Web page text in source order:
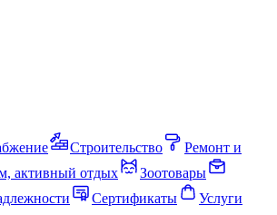
Строительство
Ремонт и
активный отдых
Зоотовары
Сертификаты
Услуги